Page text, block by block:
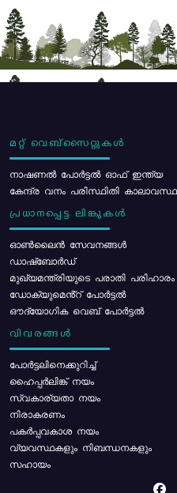
മറ്റ് വെബ്സൈറ്റുകൾ
നാഷണൽ പോർട്ടൽ ഓഫ് ഇന്ത്യ
കേന്ദ്ര വനം പരിസ്ഥിതി
പ്രധാനപ്പെട്ട ലിങ്കുകൾ
ഓൺലൈൻ സേവനങ്ങൾ
ഡാഷ്ബോർഡ്
മുഖ്യമന്ത്രിയുടെ പരാതി പരിഹാരം
ഡോക്യുമെൻ്റ് പോർട്ടൽ
ഔദ്യോഗിക വെബ് പോർട്ടൽ
വിവരങ്ങൾ
പോര്‍ട്ടലിനെക്കുറിച്ച്
ഹൈപ്പർലിങ്ക് നയം
സ്വകാര്യതാ നയം
നിരാകരണം
പകർപ്പവകാശ നയം
വ്യവസ്ഥകളും നിബന്ധനകളും
സഹായം